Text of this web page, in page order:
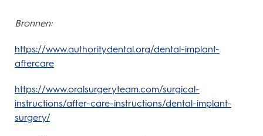
Bronnen:
https://www.authoritydental.org/dental-implant-
aftercare
https://www.oralsurgeryteam.com/surgical-
instructions/after-care-instructions/dental-implant-
surgery/